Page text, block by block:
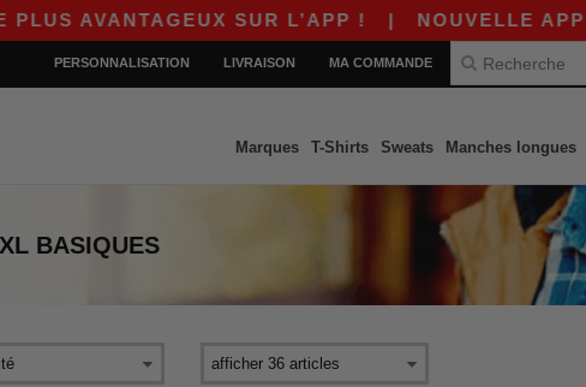
AVANTAGEUX SUR L’APP !| NOUVELLE APP
PERSONNALISATION LIVRAISON MA COMMANDE
Marques T-Shirts Sweats Manches longues
BASIQUES